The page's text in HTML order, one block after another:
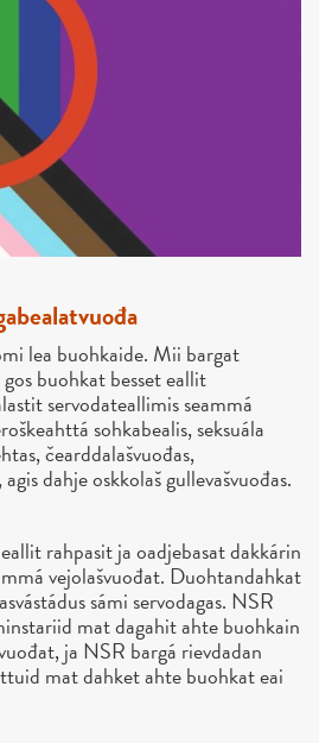
lea buohkaide. Mii bargat
buohkat besset eallit
servodateallimis seammá
sohkabealis, seksuála
čearddalašvuođas,
dahje oskkolaš gullevašvuođas.
rahpasit ja oadjebasat dakkárin
vejolašvuođat. Duohtandahkat
sámi servodagas. NSR
mat dagahit ahte buohkain
ja NSR bargá rievdadan
mat dahket ahte buohkat eai